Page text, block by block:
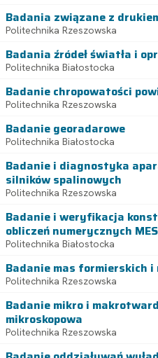
Badania związane z
Politechnika Rzeszowska
Badania źródeł światła i
Politechnika Białostocka
Badanie chropowatości
Politechnika Rzeszowska
Badanie georadarowe
Politechnika Białostocka
Badanie i diagnostyka
silników spalinowych
Politechnika Rzeszowska
Badanie i weryfikacja
obliczeń numerycznych MES
Politechnika Białostocka
Badanie mas formierskich
Politechnika Rzeszowska
Badanie mikro i
mikroskopowa
Politechnika Rzeszowska